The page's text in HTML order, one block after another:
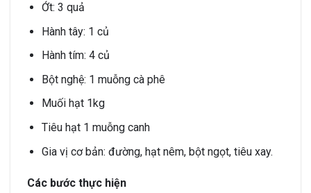
Ớt: 3 quả
Hành tây: 1 củ
Hành tím: 4 củ
Bột nghệ: 1 muỗng cà phê
Muối hạt 1kg
Tiêu hạt 1 muỗng canh
Gia vị cơ bản: đường, hạt nêm, bột ngọt, tiêu xay.
Các bước thực hiện